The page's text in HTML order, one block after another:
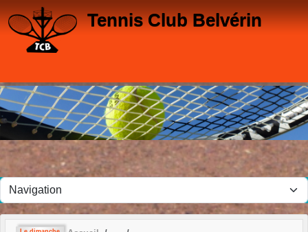
Tennis Club Belvérin
Panneau de gestion des cookies